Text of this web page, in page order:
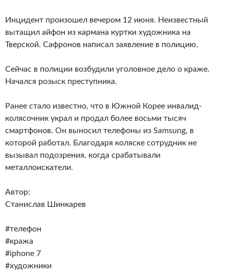
Инцидент произошел вечером 12 июня. Неизвестный
вытащил айфон из кармана куртки художника на
Тверской. Сафронов написал заявление в полицию.
Сейчас в полиции возбудили уголовное дело о краже.
Начался розыск преступника.
Ранее стало известно, что в Южной Корее инвалид-
колясочник украл и продал более восьми тысяч
смартфонов. Он выносил телефоны из Samsung, в
которой работал. Благодаря коляске сотрудник не
вызывал подозрения, когда срабатывали
металлоискатели.
Автор:
Станислав Шинкарев
#телефон
#кража
#iphone 7
#художники